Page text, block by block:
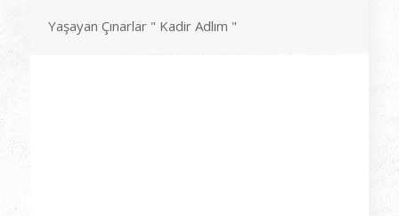
Yaşayan Çınarlar " Kadir Adlım "